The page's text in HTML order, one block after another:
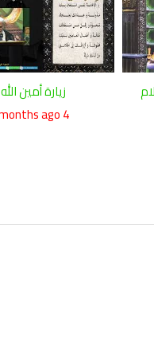
زيارة أمين الله
4 months ago